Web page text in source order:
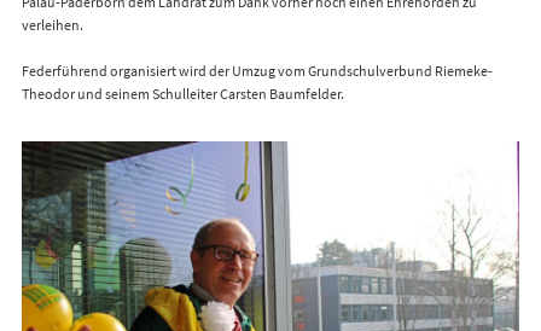
verleihen.
Federführend organisiert wird der Umzug vom Grundschulverbund Riemeke-
Theodor und seinem Schulleiter Carsten Baumfelder.